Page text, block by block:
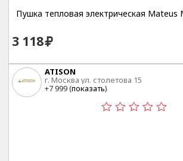
Пушка тепловая электрическая Mateus
3 118
ATISON
г. Москва ул. столетова 15
+7 999 (показать)